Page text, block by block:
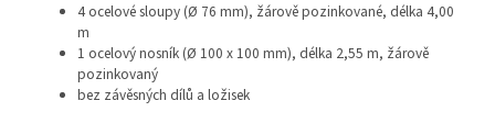
4 ocelové sloupy (Ø 76 mm), žárově pozinkované, délka 4,00
m
1 ocelový nosník (Ø 100 x 100 mm), délka 2,55 m, žárově
pozinkovaný
bez závěsných dílů a ložisek